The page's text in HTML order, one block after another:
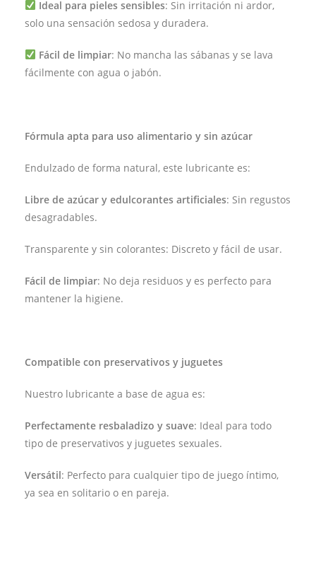
Ideal para pieles sensibles: Sin irritación ni ardor,
solo una sensación sedosa y duradera.
Fácil de limpiar: No mancha las sábanas y se lava
fácilmente con agua o jabón.
Fórmula apta para uso alimentario y sin azúcar
Endulzado de forma natural, este lubricante es:
Libre de azúcar y edulcorantes artificiales: Sin regustos
desagradables.
Transparente y sin colorantes: Discreto y fácil de usar.
Fácil de limpiar: No deja residuos y es perfecto para
mantener la higiene.
Compatible con preservativos y juguetes
Nuestro lubricante a base de agua es:
Perfectamente resbaladizo y suave: Ideal para todo
tipo de preservativos y juguetes sexuales.
Versátil: Perfecto para cualquier tipo de juego íntimo,
ya sea en solitario o en pareja.